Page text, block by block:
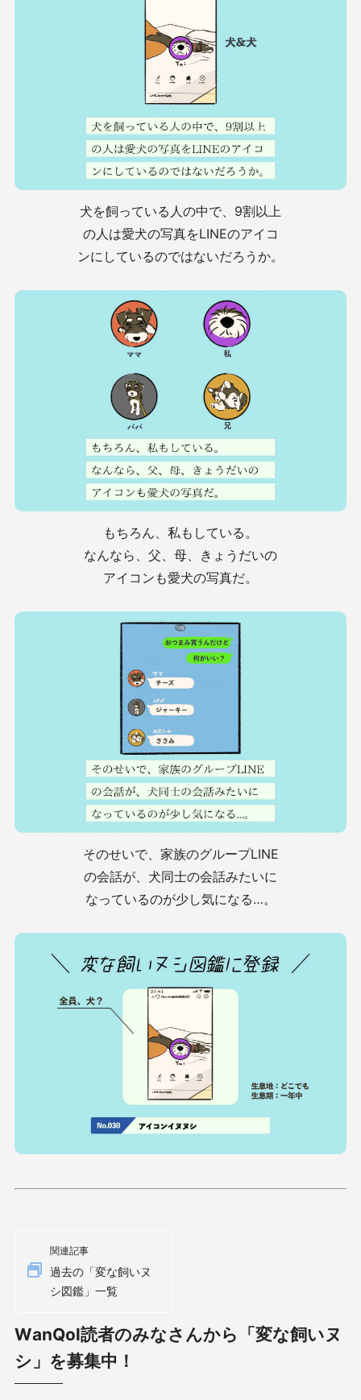
犬を飼っている人の中で、9割以上
の人は愛犬の写真をLINEのアイコ
ンにしているのではないだろうか。
もちろん、私もしている。
なんなら、父、母、きょうだいの
アイコンも愛犬の写真だ。
そのせいで、家族のグループLINE
の会話が、犬同士の会話みたいに
なっているのが少し気になる…。
関連記事
過去の「変な飼いヌ
シ図鑑」一覧
WanQol読者のみなさんから「変な飼いヌ
シ」を募集中！